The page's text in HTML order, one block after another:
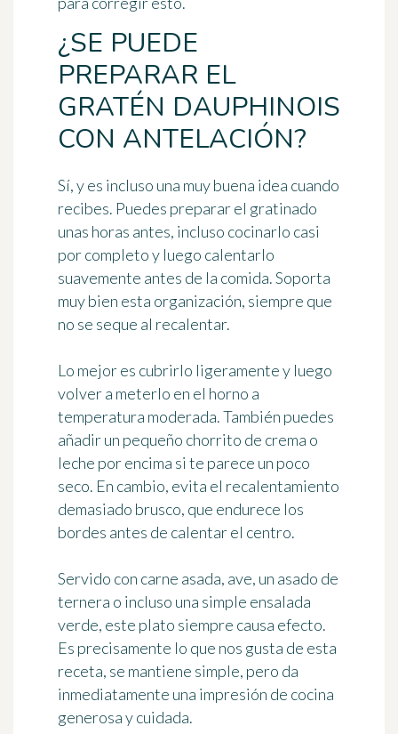
¿SE PUEDE
PREPARAR EL
GRATÉN DAUPHINOIS
CON ANTELACIÓN?
Sí, y es incluso una muy buena idea cuando
recibes. Puedes preparar el gratinado
unas horas antes, incluso cocinarlo casi
por completo y luego calentarlo
suavemente antes de la comida. Soporta
muy bien esta organización, siempre que
no se seque al recalentar.
Lo mejor es cubrirlo ligeramente y luego
volver a meterlo en el horno a
temperatura moderada. También puedes
añadir un pequeño chorrito de crema o
leche por encima si te parece un poco
seco. En cambio, evita el recalentamiento
demasiado brusco, que endurece los
bordes antes de calentar el centro.
Servido con carne asada, ave, un asado de
ternera o incluso una simple ensalada
verde, este plato siempre causa efecto.
Es precisamente lo que nos gusta de esta
receta, se mantiene simple, pero da
inmediatamente una impresión de cocina
generosa y cuidada.